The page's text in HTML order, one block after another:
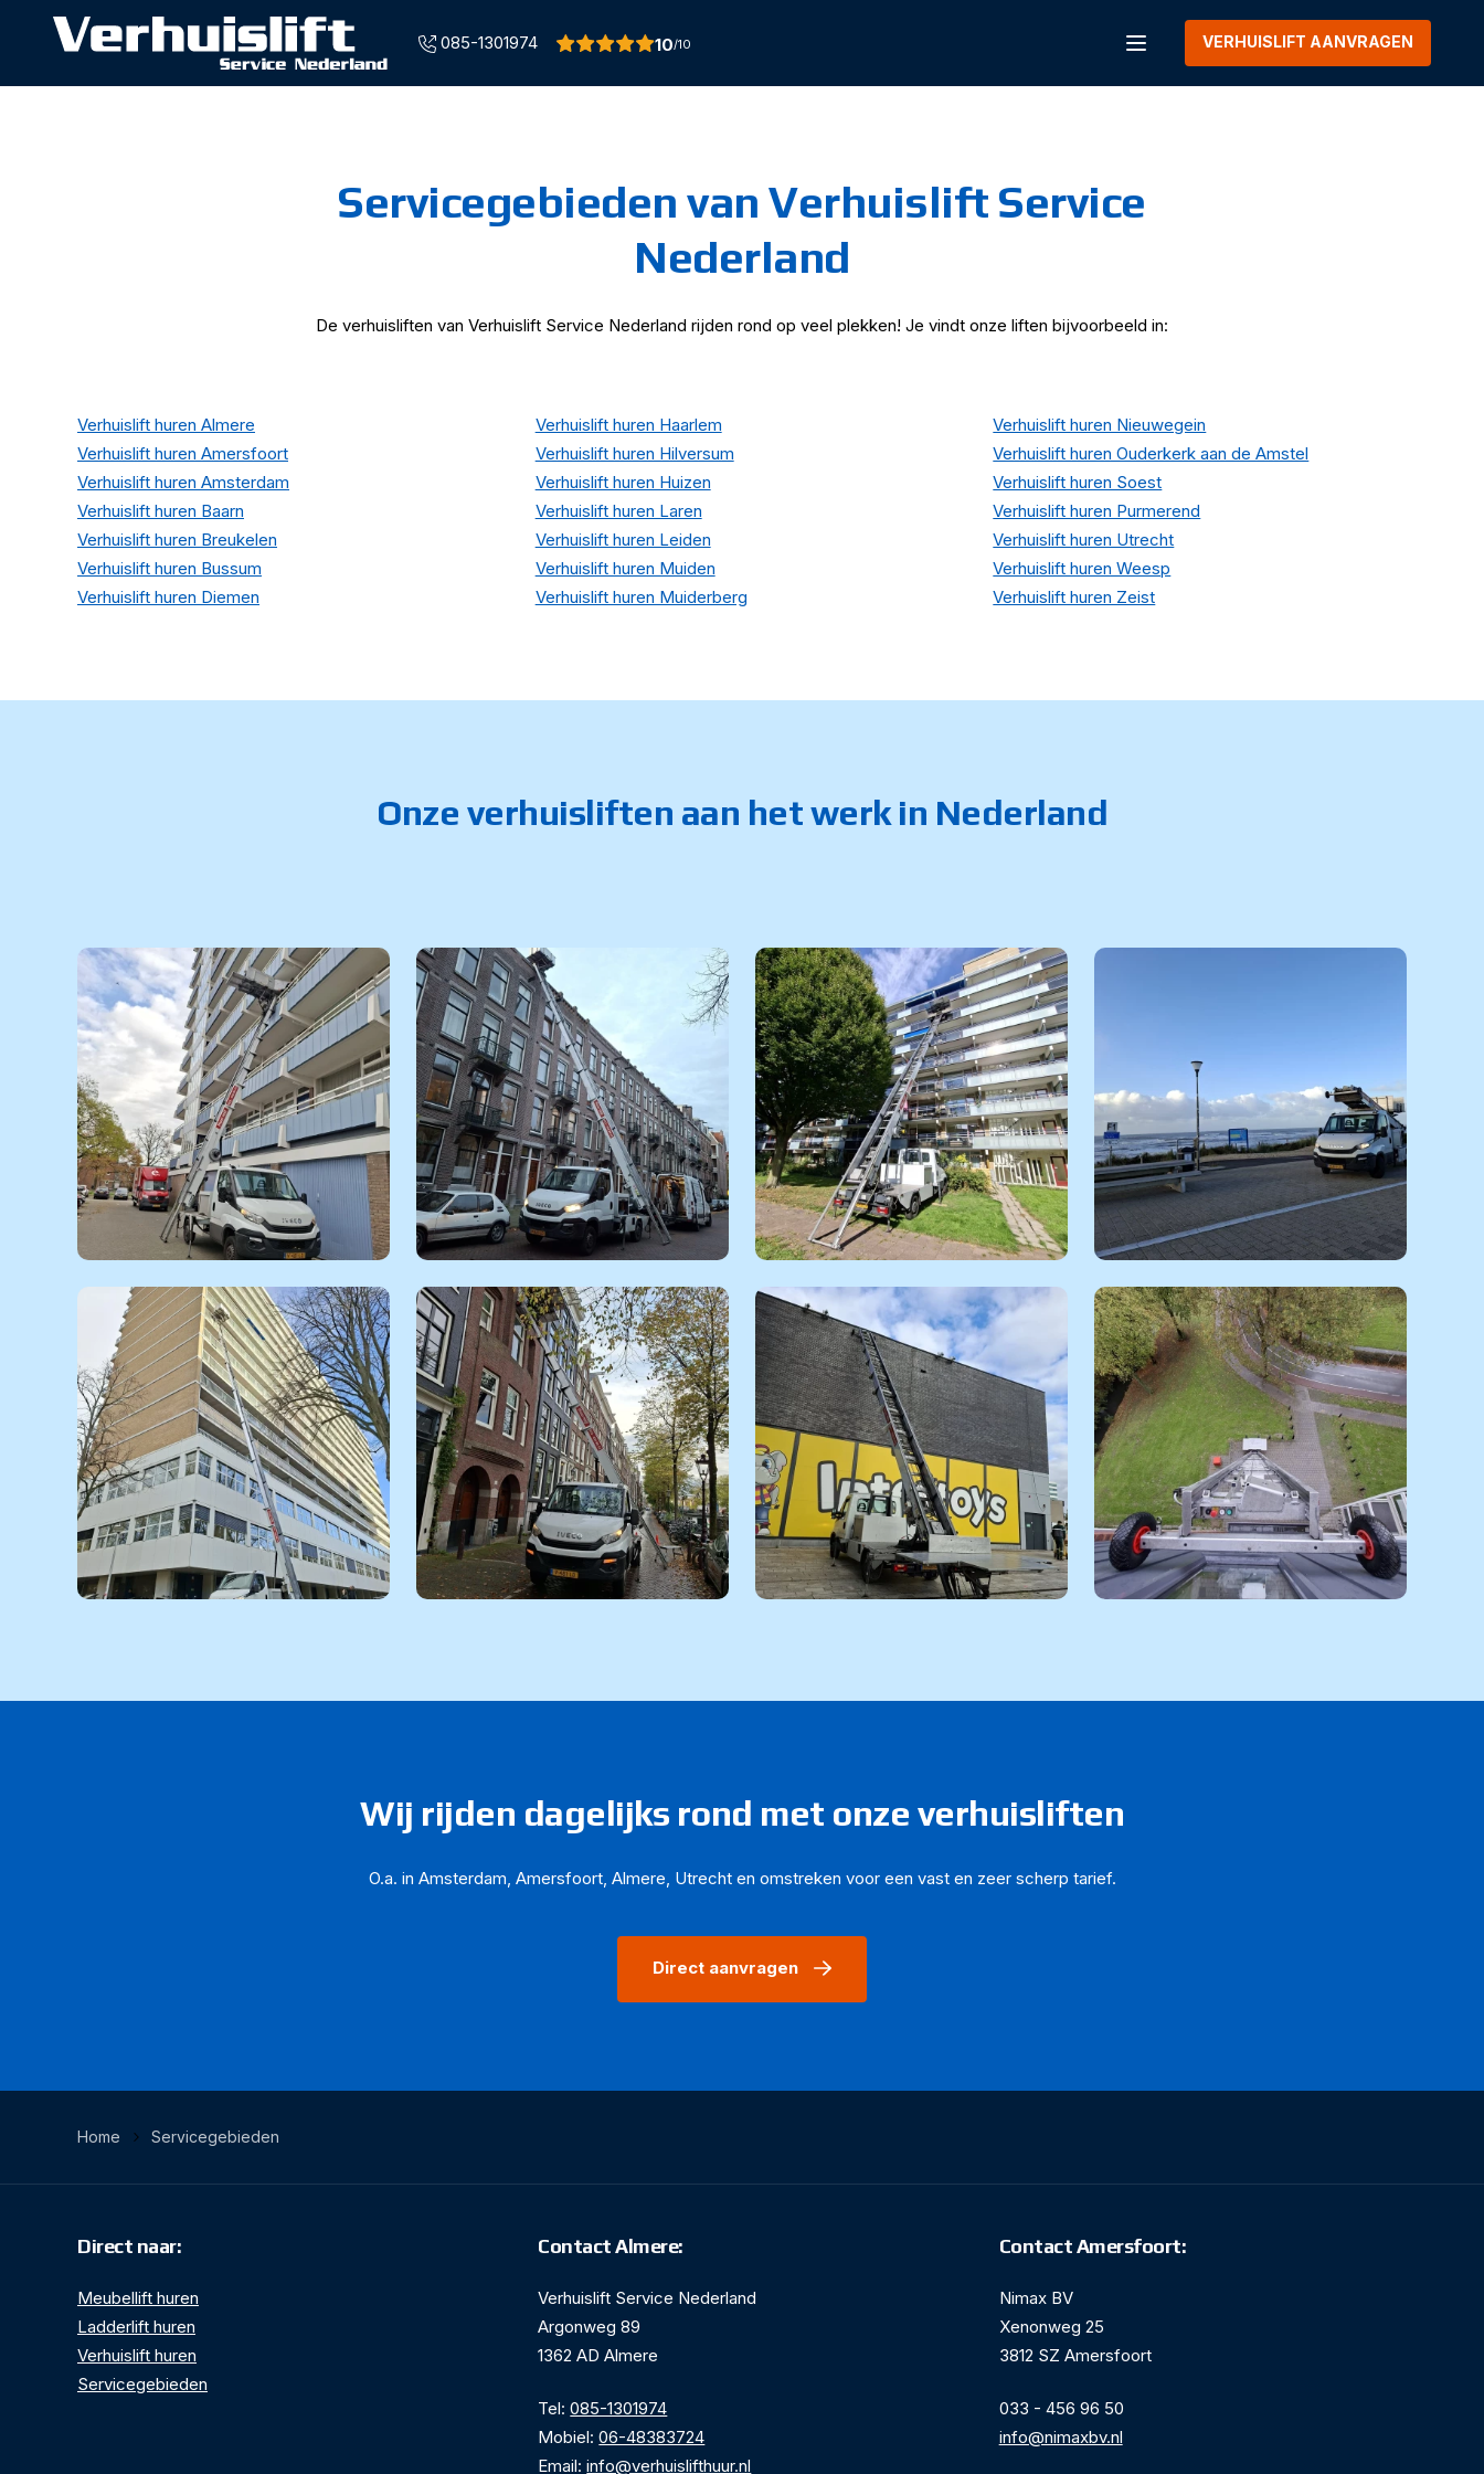
085-1301974 10/10
Menu
VERHUISLIFT AANVRAGEN
Servicegebieden van Verhuislift Service
Nederland
De verhuisliften van Verhuislift Service Nederland rijden rond op veel plekken! Je vindt onze liften bijvoorbeeld in:
Verhuislift huren Almere
Verhuislift huren Amersfoort
Verhuislift huren Amsterdam
Verhuislift huren Baarn
Verhuislift huren Breukelen
Verhuislift huren Bussum
Verhuislift huren Diemen
Verhuislift huren Haarlem
Verhuislift huren Hilversum
Verhuislift huren Huizen
Verhuislift huren Laren
Verhuislift huren Leiden
Verhuislift huren Muiden
Verhuislift huren Muiderberg
Verhuislift huren Nieuwegein
Verhuislift huren Ouderkerk aan de Amstel
Verhuislift huren Soest
Verhuislift huren Purmerend
Verhuislift huren Utrecht
Verhuislift huren Weesp
Verhuislift huren Zeist
Onze verhuisliften aan het werk in Nederland
Wij rijden dagelijks rond met onze verhuisliften
O.a. in Amsterdam, Amersfoort, Almere, Utrecht en omstreken voor een vast en zeer scherp tarief.
Direct aanvragen
Home Servicegebieden
Direct naar:
Meubellift huren
Ladderlift huren
Verhuislift huren
Servicegebieden
Contact Almere:
Verhuislift Service Nederland
Argonweg 89
1362 AD Almere
Tel:085-1301974
Mobiel:06-48383724
Email:info@verhuislifthuur.nl
Contact Amersfoort:
Nimax BV
Xenonweg 25
3812 SZ Amersfoort
033 - 456 96 50
info@nimaxbv.nl